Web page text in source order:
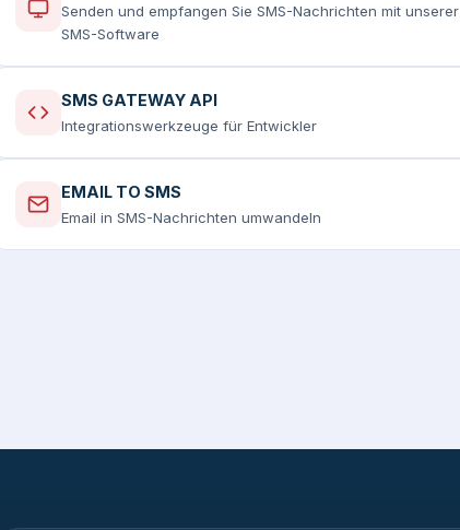
Senden und empfangen Sie SMS-Nachrichten mit unserer
SMS-Software
SMS GATEWAY API
Integrationswerkzeuge für Entwickler
EMAIL TO SMS
Email in SMS-Nachrichten umwandeln